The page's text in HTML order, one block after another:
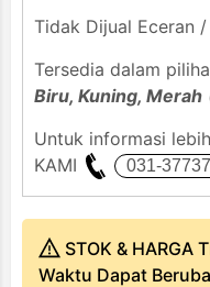
Tidak Dijual Eceran /
Tersedia dalam
Biru, Kuning, Merah
Untuk informasi
KAMI
STOK & HARGA
Waktu Dapat